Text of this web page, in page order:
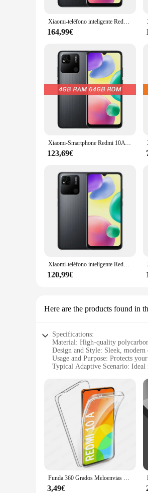
Xiaomi-teléfono inteligente Redmi 10A, Rom Global, 4 + 64GB, pantalla HD de 6,53 pulgadas, Helio G25, ocho núcleos, cámara de 13MP, reconocimiento de huella dactilar, batería de 5000mAh
164,99€
Xiaomi-Smartphone Redmi 10A con Firmware Global, 64GB/128GB, Helio G25, ocho núcleos, pantalla HD de 6,53 pulgadas, cámara de 13MP, reconocimiento de huella dactilar, batería de 5000mAh
123,69€
Xiaomi-teléfono inteligente Redmi 10A, Rom Global, pantalla HD de 6,53 pulgadas, Helio G25, Octa Core, cámara de 13MP, reconocimiento de huella dactilar, batería de 5000mAh, 4G
120,99€
Here are the products found in
Specifications:
Material: High-quality
Design and Style: Sleek,
Usage and Purpose: Protects
Typical Adaptive Scenario:
Performance and Property:
Features:
**Durable and Stylish
The Redmi 10A Carcasas y
scratches, drops, and daily
traveling, or engaging in outdoor
**Precision-Engineered for
These cases are specifically
functionality without
falls, giving you peace of mind
**Versatile and Convenient
Funda 360 Grados Meloenvias Compatible Con Xiaomi Redmi 12C 10 10A 10C 9 9A 9AT 9C 9T Proteccion Completa Delantera + Trasera Doble Cara 2 Piezas
3,49€